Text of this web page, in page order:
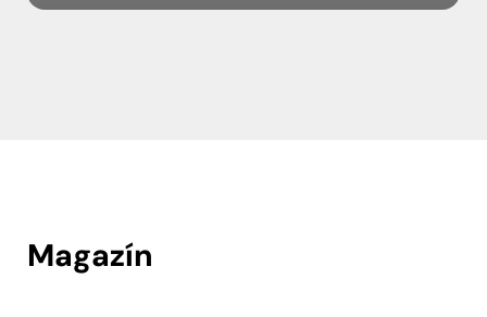
Magazín